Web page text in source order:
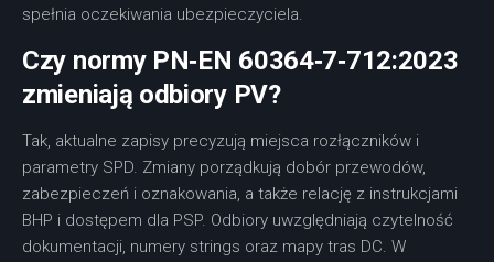
spełnia oczekiwania ubezpieczyciela.
Czy normy PN‑EN 60364‑7‑712:2023
zmieniają odbiory PV?
Tak, aktualne zapisy precyzują miejsca rozłączników i
parametry SPD. Zmiany porządkują dobór przewodów,
zabezpieczeń i oznakowania, a także relację z instrukcjami
BHP i dostępem dla PSP. Odbiory uwzględniają czytelność
dokumentacji, numery strings oraz mapy tras DC. W